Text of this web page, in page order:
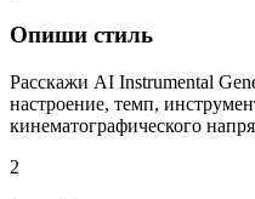
Опиши стиль
Расскажи AI Instrumental
настроение, темп,
кинематографического
2